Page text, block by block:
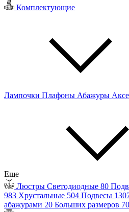
Комплектующие
Лампочки Плафоны Абажуры
Еще
Люстры Светодиодные 80
983 Хрустальные 504 Подвесы
абажурами 20 Больших размеров 70